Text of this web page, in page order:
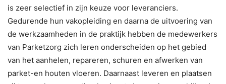
is zeer selectief in zijn keuze voor leveranciers.
Gedurende hun vakopleiding en daarna de uitvoering van
de werkzaamheden in de praktijk hebben de medewerkers
van Parketzorg zich leren onderscheiden op het gebied
van het aanhelen, repareren, schuren en afwerken van
parket-en houten vloeren. Daarnaast leveren en plaatsen